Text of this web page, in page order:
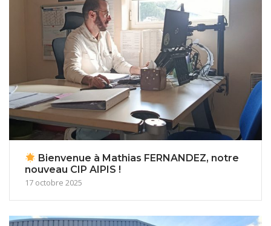
Bienvenue à Mathias FERNANDEZ, notre
nouveau CIP AIPIS !
17 octobre 2025